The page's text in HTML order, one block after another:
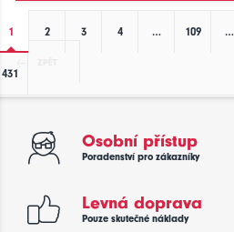
1 2 3 4 … 109 …
431
Osobní přístup
Poradenství pro zákazníky
Levná doprava
Pouze skutečné náklady